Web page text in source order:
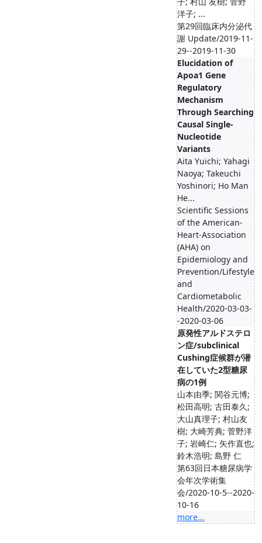
洋子; ...
第29回臨床内分泌代
謝 Update/2019-11-
29--2019-11-30
Elucidation of
Apoa1 Gene
Regulatory
Mechanism
Through Searching
Causal Single-
Nucleotide
Variants
Aita Yuichi; Yahagi
Naoya; Takeuchi
Yoshinori; Ho Man
He...
Scientific Sessions
of the American-
Heart-Association
(AHA) on
Epidemiology and
Prevention/Lifestyle
and
Cardiometabolic
Health/2020-03-03-
-2020-03-06
原発性アルドステロ
ン症/subclinical
Cushing症候群が潜
在していた2型糖尿
病の1例
山本由季; 関谷元博;
松田高明; 古田泰久;
大山真理子; 村山友
樹; 大崎芳典; 菅野洋
子; 岩崎仁; 矢作直也;
鈴木浩明; 島野 仁
第63回日本糖尿病学
会年次学術集
会/2020-10-5--2020-
10-16
more...